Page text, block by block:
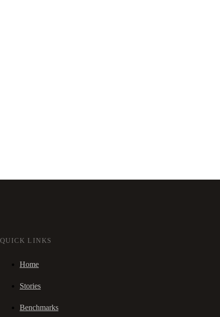
QUICK LINKS
Home
Stories
Benchmarks